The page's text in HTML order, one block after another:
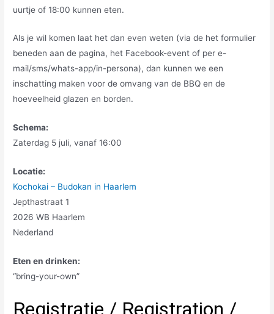
uurtje of 18:00 kunnen eten.
Als je wil komen laat het dan even weten (via de het formulier
beneden aan de pagina, het Facebook-event of per e-
mail/sms/whats-app/in-persona), dan kunnen we een
inschatting maken voor de omvang van de BBQ en de
hoeveelheid glazen en borden.
Schema:
Zaterdag 5 juli, vanaf 16:00
Locatie:
Kochokai – Budokan in Haarlem
Jepthastraat 1
2026 WB Haarlem
Nederland
Eten en drinken:
“bring-your-own”